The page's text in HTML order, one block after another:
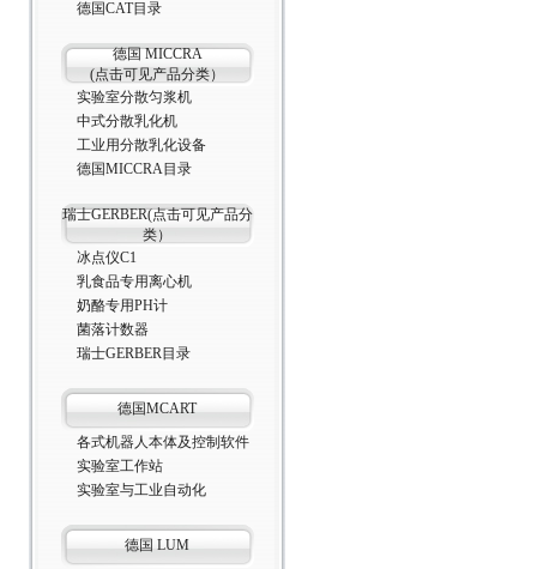
德国CAT目录
德国 MICCRA
(点击可见产品分类）
实验室分散匀浆机
中式分散乳化机
工业用分散乳化设备
德国MICCRA目录
瑞士GERBER(点击可见产品分
类）
冰点仪C1
乳食品专用离心机
奶酪专用PH计
菌落计数器
瑞士GERBER目录
德国MCART
各式机器人本体及控制软件
实验室工作站
实验室与工业自动化
德国 LUM